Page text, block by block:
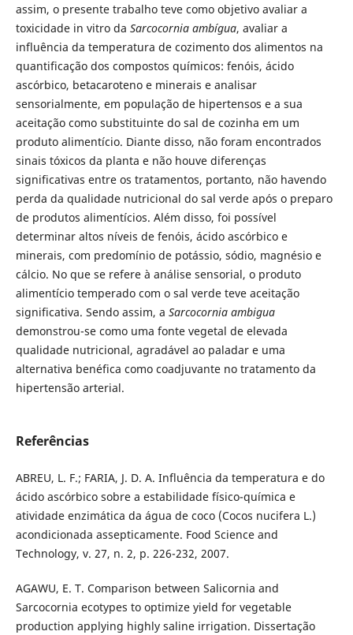
assim, o presente trabalho teve como objetivo avaliar a
toxicidade in vitro da Sarcocornia ambígua, avaliar a
influência da temperatura de cozimento dos alimentos na
quantificação dos compostos químicos: fenóis, ácido
ascórbico, betacaroteno e minerais e analisar
sensorialmente, em população de hipertensos e a sua
aceitação como substituinte do sal de cozinha em um
produto alimentício. Diante disso, não foram encontrados
sinais tóxicos da planta e não houve diferenças
significativas entre os tratamentos, portanto, não havendo
perda da qualidade nutricional do sal verde após o preparo
de produtos alimentícios. Além disso, foi possível
determinar altos níveis de fenóis, ácido ascórbico e
minerais, com predomínio de potássio, sódio, magnésio e
cálcio. No que se refere à análise sensorial, o produto
alimentício temperado com o sal verde teve aceitação
significativa. Sendo assim, a Sarcocornia ambigua
demonstrou-se como uma fonte vegetal de elevada
qualidade nutricional, agradável ao paladar e uma
alternativa benéfica como coadjuvante no tratamento da
hipertensão arterial.
Referências
ABREU, L. F.; FARIA, J. D. A. Influência da temperatura e do
ácido ascórbico sobre a estabilidade físico-química e
atividade enzimática da água de coco (Cocos nucifera L.)
acondicionada assepticamente. Food Science and
Technology, v. 27, n. 2, p. 226-232, 2007.
AGAWU, E. T. Comparison between Salicornia and
Sarcocornia ecotypes to optimize yield for vegetable
production applying highly saline irrigation. Dissertação